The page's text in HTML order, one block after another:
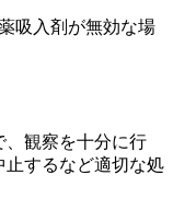
吸入剤が無効な場
、観察を十分に行
止するなど適切な処